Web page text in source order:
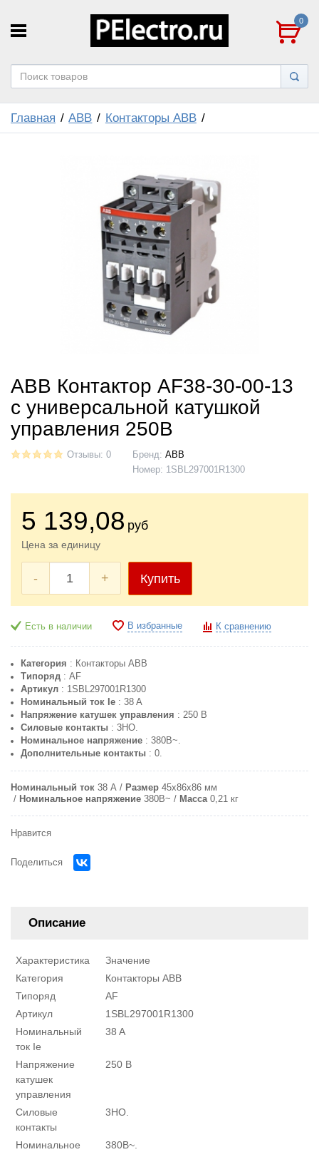
0
Главная ABB Контакторы ABB
ABB Контактор AF38-30-00-13
с универсальной катушкой
управления 250В
Отзывы: 0 Бренд: ABB
Номер: 1SBL297001R1300
5 139,08 руб
Цена за единицу
- + Купить
Есть в наличии В избранные К сравнению
Категория : Контакторы ABB
Типоряд: AF
Артикул: 1SBL297001R1300
Номинальный ток Ie: 38 A
Напряжение катушек управления : 250 В
Силовые контакты: 3НО.
Номинальное напряжение: 380В~.
Дополнительные контакты: 0.
Номинальный ток 38 A Размер 45х86х86 мм
Номинальное напряжение 380В~ Масса 0,21 кг
Нравится
Поделиться
Описание
Характеристика
Значение
Категория
Контакторы ABB
Типоряд
AF
Артикул
1SBL297001R1300
Номинальный
ток Ie
38 A
Напряжение
катушек
управления
250 В
Силовые
контакты
3НО.
Номинальное
380В~.